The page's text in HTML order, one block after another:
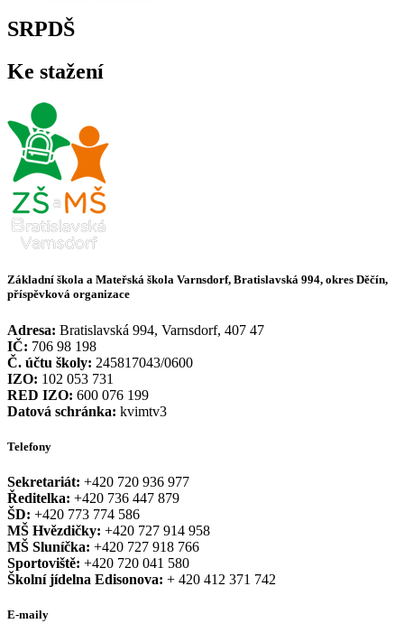
SRPDŠ
Ke stažení
Základní škola a Mateřská škola Varnsdorf, Bratislavská 994, okres Děčín,
příspěvková organizace
Adresa: Bratislavská 994, Varnsdorf, 407 47
IČ: 706 98 198
Č. účtu školy: 245817043/0600
IZO: 102 053 731
RED IZO: 600 076 199
Datová schránka: kvimtv3
Telefony
Sekretariát: +420 720 936 977
Ředitelka: +420 736 447 879
ŠD: +420 773 774 586
MŠ Hvězdičky: +420 727 914 958
MŠ Sluníčka: +420 727 918 766
Sportoviště: +420 720 041 580
Školní jídelna Edisonova: + 420 412 371 742
E-maily